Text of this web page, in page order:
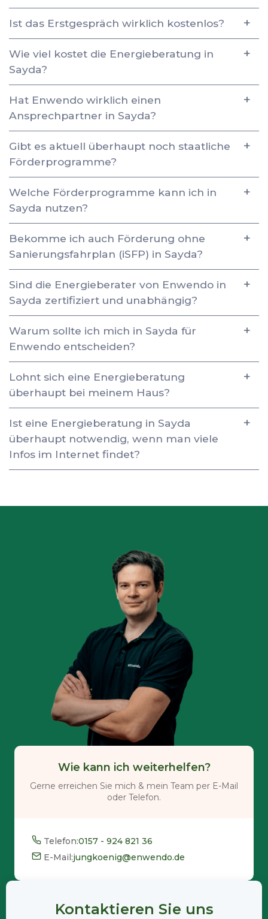
Ist das Erstgespräch wirklich kostenlos?
Wie viel kostet die Energieberatung in
Sayda?
Hat Enwendo wirklich einen
Ansprechpartner in Sayda?
Gibt es aktuell überhaupt noch staatliche
Förderprogramme?
Welche Förderprogramme kann ich in
Sayda nutzen?
Bekomme ich auch Förderung ohne
Sanierungsfahrplan (iSFP) in Sayda?
Sind die Energieberater von Enwendo in
Sayda zertifiziert und unabhängig?
Warum sollte ich mich in Sayda für
Enwendo entscheiden?
Lohnt sich eine Energieberatung
überhaupt bei meinem Haus?
Ist eine Energieberatung in Sayda
überhaupt notwendig, wenn man viele
Infos im Internet findet?
Wie kann ich weiterhelfen?
Gerne erreichen Sie mich & mein Team per E-Mail
oder Telefon.
Telefon:0157 - 924 821 36
E-Mail:jungkoenig@enwendo.de
Kontaktieren Sie uns